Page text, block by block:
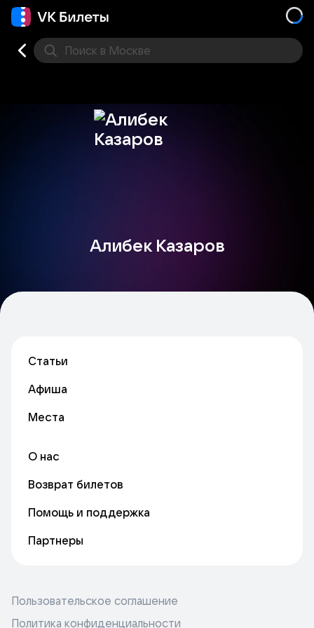
Поиск в Москве
Алибек Казаров
Статьи
Афиша
Места
О нас
Возврат билетов
Помощь и поддержка
Партнеры
Пользовательское соглашение
Политика конфиденциальности